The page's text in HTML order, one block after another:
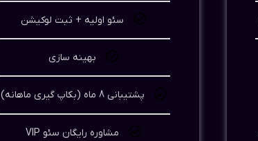
سئو اولیه + ثبت لوکیشن
بهینه سازی
پشتیبانی 8 ماه (بکاپ گیری ماهانه)
مشاوره رایگان سئو VIP